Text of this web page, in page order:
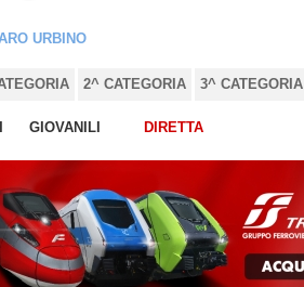
URBINO
2^ CATEGORIA 3^ CATEGORIA
GIOVANILI DIRETTA